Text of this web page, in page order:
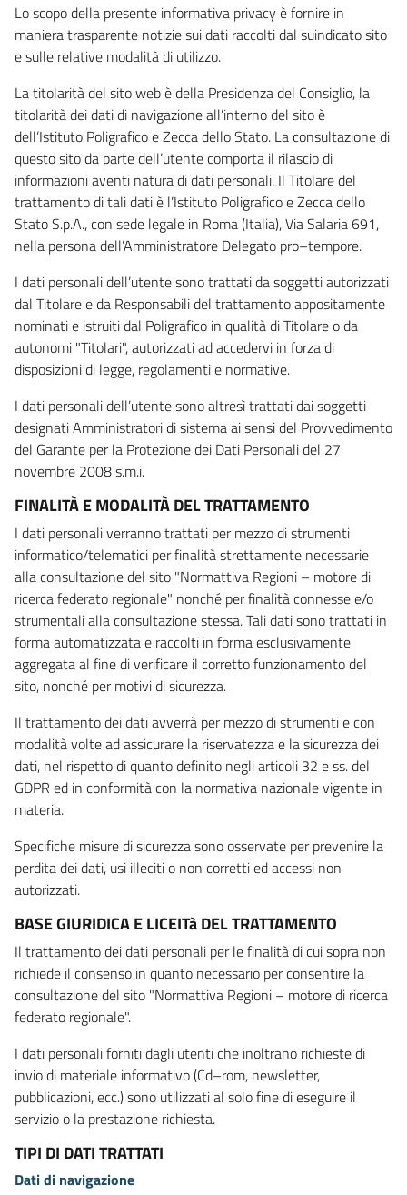
Lo scopo della presente informativa privacy è fornire in
maniera trasparente notizie sui dati raccolti dal suindicato sito
e sulle relative modalità di utilizzo.
La titolarità del sito web è della Presidenza del Consiglio, la
titolarità dei dati di navigazione all’interno del sito è
dell’Istituto Poligrafico e Zecca dello Stato. La consultazione di
questo sito da parte dell’utente comporta il rilascio di
informazioni aventi natura di dati personali. Il Titolare del
trattamento di tali dati è l’Istituto Poligrafico e Zecca dello
Stato S.p.A., con sede legale in Roma (Italia), Via Salaria 691,
nella persona dell’Amministratore Delegato pro–tempore.
I dati personali dell’utente sono trattati da soggetti autorizzati
dal Titolare e da Responsabili del trattamento appositamente
nominati e istruiti dal Poligrafico in qualità di Titolare o da
autonomi "Titolari", autorizzati ad accedervi in forza di
disposizioni di legge, regolamenti e normative.
I dati personali dell’utente sono altresì trattati dai soggetti
designati Amministratori di sistema ai sensi del Provvedimento
del Garante per la Protezione dei Dati Personali del 27
novembre 2008 s.m.i.
FINALITÀ E MODALITÀ DEL TRATTAMENTO
I dati personali verranno trattati per mezzo di strumenti
informatico/telematici per finalità strettamente necessarie
alla consultazione del sito "Normattiva Regioni – motore di
ricerca federato regionale" nonché per finalità connesse e/o
strumentali alla consultazione stessa. Tali dati sono trattati in
forma automatizzata e raccolti in forma esclusivamente
aggregata al fine di verificare il corretto funzionamento del
sito, nonché per motivi di sicurezza.
Il trattamento dei dati avverrà per mezzo di strumenti e con
modalità volte ad assicurare la riservatezza e la sicurezza dei
dati, nel rispetto di quanto definito negli articoli 32 e ss. del
GDPR ed in conformità con la normativa nazionale vigente in
materia.
Specifiche misure di sicurezza sono osservate per prevenire la
perdita dei dati, usi illeciti o non corretti ed accessi non
autorizzati.
BASE GIURIDICA E LICEITà DEL TRATTAMENTO
Il trattamento dei dati personali per le finalità di cui sopra non
richiede il consenso in quanto necessario per consentire la
consultazione del sito "Normattiva Regioni – motore di ricerca
federato regionale".
I dati personali forniti dagli utenti che inoltrano richieste di
invio di materiale informativo (Cd–rom, newsletter,
pubblicazioni, ecc.) sono utilizzati al solo fine di eseguire il
servizio o la prestazione richiesta.
TIPI DI DATI TRATTATI
Dati di navigazione